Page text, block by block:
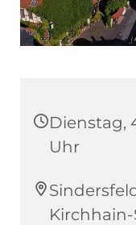
Dienstag,
Uhr